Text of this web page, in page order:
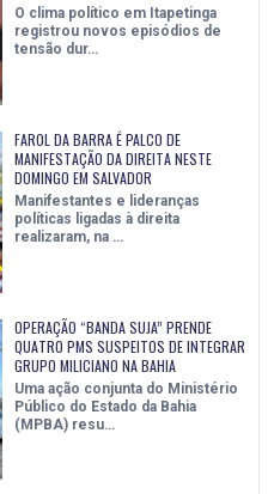
O clima político em Itapetinga
registrou novos episódios de
tensão dur…
FAROL DA BARRA É PALCO DE
MANIFESTAÇÃO DA DIREITA NESTE
DOMINGO EM SALVADOR
Manifestantes e lideranças
políticas ligadas à direita
realizaram, na …
OPERAÇÃO “BANDA SUJA” PRENDE
QUATRO PMS SUSPEITOS DE INTEGRAR
GRUPO MILICIANO NA BAHIA
Uma ação conjunta do Ministério
Público do Estado da Bahia
(MPBA) resu…